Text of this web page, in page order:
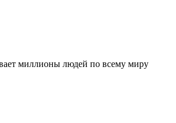
миллионы людей по всему миру